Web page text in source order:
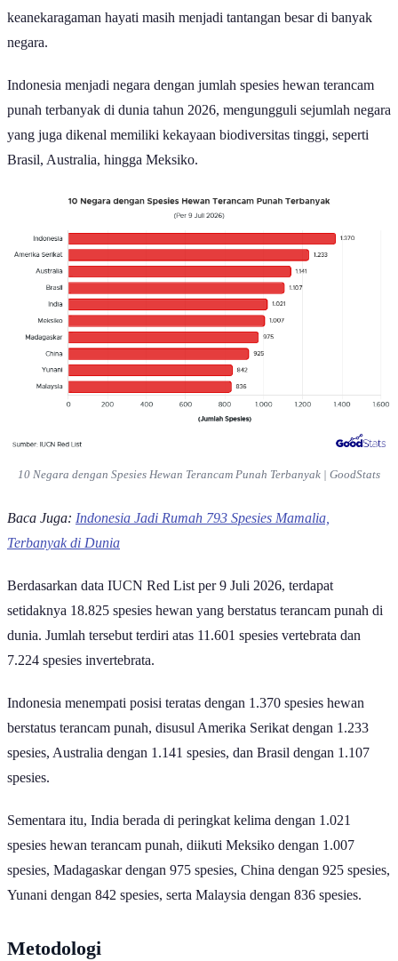
keanekaragaman hayati masih menjadi tantangan besar di banyak
negara.
Indonesia menjadi negara dengan jumlah spesies hewan terancam
punah terbanyak di dunia tahun 2026, mengungguli sejumlah negara
yang juga dikenal memiliki kekayaan biodiversitas tinggi, seperti
Brasil, Australia, hingga Meksiko.
10 Negara dengan Spesies Hewan Terancam Punah Terbanyak | GoodStats
Baca Juga: Indonesia Jadi Rumah 793 Spesies Mamalia,
Terbanyak di Dunia
Berdasarkan data IUCN Red List per 9 Juli 2026, terdapat
setidaknya 18.825 spesies hewan yang berstatus terancam punah di
dunia. Jumlah tersebut terdiri atas 11.601 spesies vertebrata dan
7.224 spesies invertebrata.
Indonesia menempati posisi teratas dengan 1.370 spesies hewan
berstatus terancam punah, disusul Amerika Serikat dengan 1.233
spesies, Australia dengan 1.141 spesies, dan Brasil dengan 1.107
spesies.
Sementara itu, India berada di peringkat kelima dengan 1.021
spesies hewan terancam punah, diikuti Meksiko dengan 1.007
spesies, Madagaskar dengan 975 spesies, China dengan 925 spesies,
Yunani dengan 842 spesies, serta Malaysia dengan 836 spesies.
Metodologi